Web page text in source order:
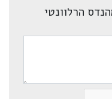
הרלוונטי